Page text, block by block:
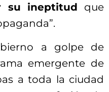
su ineptitud que
a golpe de
emergente de
a toda la ciudad